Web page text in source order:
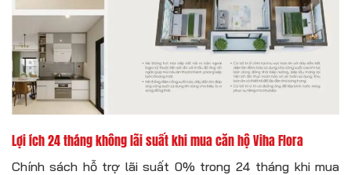
Lợi ích 24 tháng không lãi suất khi mua căn hộ Viha Flora
Chính sách hỗ trợ lãi suất 0% trong 24 tháng khi mua